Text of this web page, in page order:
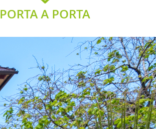
PORTA A PORTA